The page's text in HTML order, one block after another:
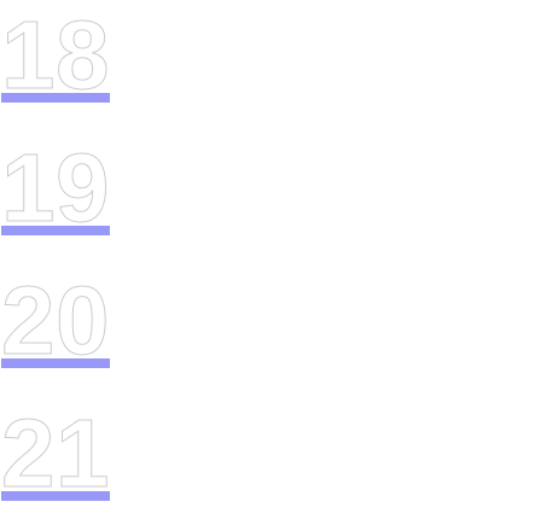
18
19
20
21